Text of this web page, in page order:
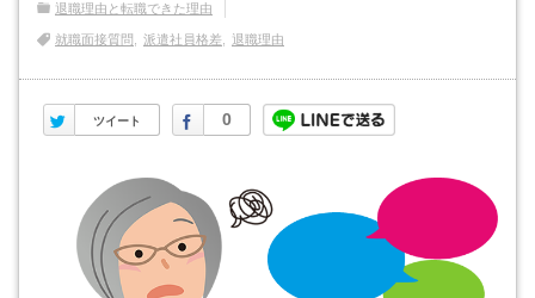
退職理由と転職できた理由
就職面接質問 派遣社員格差 退職理由
ツイート
Twitter 0
Facebook